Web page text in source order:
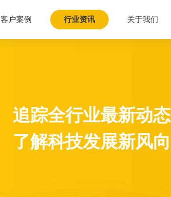
客户案例 行业资讯 关于我们
追踪全行业最新动态
了解科技发展新风向